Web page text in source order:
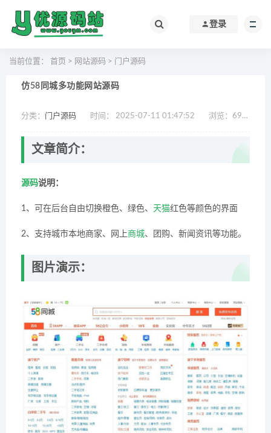
登录
当前位置： 首页 > 网站源码 > 门户源码
仿58同城多功能网站源码
分类： 门户源码 时间： 2025-07-11 01:47:52 浏览： 692
文章简介：
源码说明：
1、可在后台自由切换橙色、绿色、 天猫红色等颜色的界面
2、支持城市本地商家、网上商城、团购、新闻资讯等功能。
图片演示：